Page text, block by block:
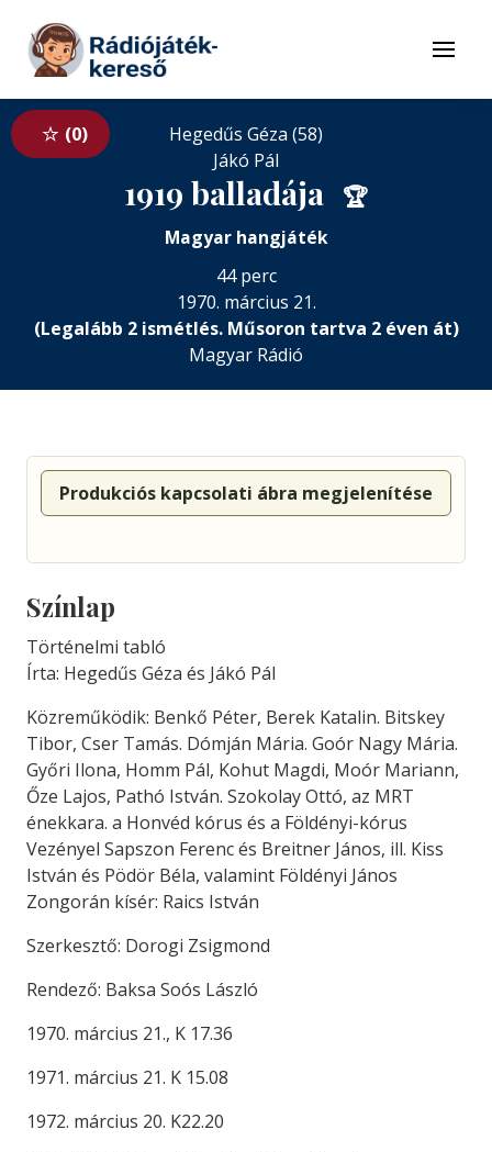
Tovább a tartalomhoz
Menü
0
Hegedűs Géza (58)
Jákó Pál
1919 balladája 🏆
Magyar hangjáték
44 perc
1970. március 21.
(Legalább 2 ismétlés. Műsoron tartva 2 éven át)
Magyar Rádió
Produkciós kapcsolati ábra megjelenítése
Színlap
Történelmi tabló
Írta: Hegedűs Géza és Jákó Pál
Közreműködik: Benkő Péter, Berek Katalin. Bitskey
Tibor, Cser Tamás. Dómján Mária. Goór Nagy Mária.
Győri Ilona, Homm Pál, Kohut Magdi, Moór Mariann,
Őze Lajos, Pathó István. Szokolay Ottó, az MRT
énekkara. a Honvéd kórus és a Földényi-kórus
Vezényel Sapszon Ferenc és Breitner János, ill. Kiss
István és Pödör Béla, valamint Földényi János
Zongorán kísér: Raics István
Szerkesztő: Dorogi Zsigmond
Rendező: Baksa Soós László
1970. március 21., K 17.36
1971. március 21. K 15.08
1972. március 20. K22.20